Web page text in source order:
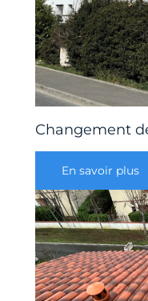
Changement
En savoir plus